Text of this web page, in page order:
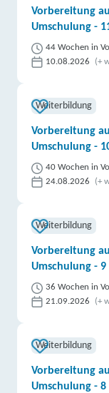
Vorbereitung
Umschulung -
44 Wochen in
10.08.2026
(+
Weiterbildung
Vorbereitung
Umschulung -
40 Wochen in
24.08.2026
(+
Weiterbildung
Vorbereitung
Umschulung -
36 Wochen in
21.09.2026
(+
Weiterbildung
Vorbereitung
Umschulung -